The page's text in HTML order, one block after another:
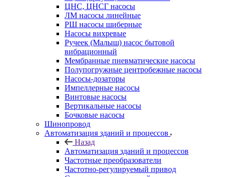
ЦНС, ЦНСГ насосы
ЛМ насосы линейные
РШ насосы шиберные
Насосы вихревые
Ручеек (Малыш) насос бытовой
вибрационный
Мембранные пневматические насосы
Полупогружные центробежные насосы
Насосы-дозаторы
Импеллерные насосы
Винтовые насосы
Вертикальные насосы
Бочковые насосы
Шинопровод
Автоматизация зданий и процессов
Назад
Автоматизация зданий и процессов
Частотные преобразователи
Частотно-регулируемый привод